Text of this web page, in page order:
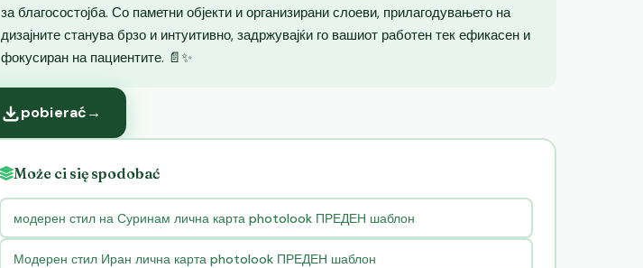
за благосостојба. Со паметни објекти и организирани слоеви, прилагодувањето на
дизајните станува брзо и интуитивно, задржувајќи го вашиот работен тек ефикасен и
фокусиран на пациентите. 📄✨
pobierać→
Może ci się spodobać
модерен стил на Суринам лична карта photolook ПРЕДЕН шаблон
Модерен стил Иран лична карта photolook ПРЕДЕН шаблон